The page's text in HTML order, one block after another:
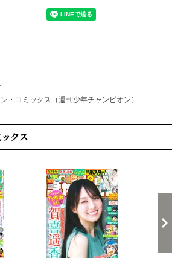
・コミックス（週刊少年チャンピオン）